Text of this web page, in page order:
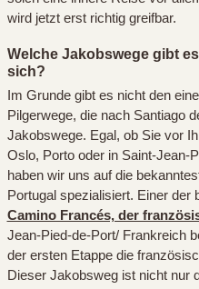
wird jetzt erst richtig greifbar.
Welche Jakobswege gibt
sich?
Im Grunde gibt es nicht den
Pilgerwege, die nach Santiago
Jakobswege. Egal, ob Sie vor
Oslo, Porto oder in Saint-Jean-
haben wir uns auf die
Portugal spezialisiert. Einer der
Camino Francés, der
Jean-Pied-de-Port/ Frankreich
der ersten Etappe die
Dieser Jakobsweg ist nicht nur